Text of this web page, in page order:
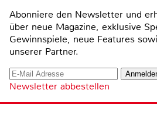
Abonniere den Newsletter und
über neue Magazine, exklusive
Gewinnspiele, neue Features
unserer Partner.
Newsletter abbestellen